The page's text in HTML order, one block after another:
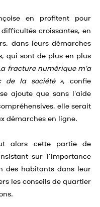
en profitent pour
croissantes, en
dans leurs démarches
qui sont de plus en plus
fracture numérique m'a
de la société », confie
ajoute que sans l'aide
elle serait
démarches en ligne.
alors cette partie de
sur l'importance
des habitants dans leur
les conseils de quartier